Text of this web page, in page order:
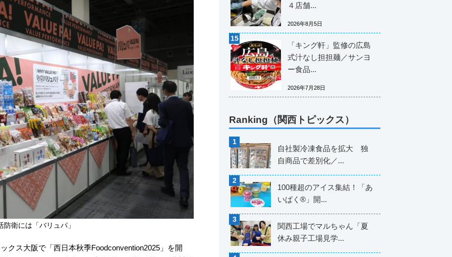
防衛には「バリュパ」
クス大阪で「西日本秋季Foodconvention2025」を開
４店舗...
2026年8月5日
「キング軒」監修の広島
式汁なし担担麺／サンヨ
ー食品...
2026年7月28日
Ranking（関西トピックス）
自社製冷凍食品を拡大 独
自商品で差別化／...
100種超のアイス集結！「あ
いぱく®」開...
関西工場でマルちゃん「夏
休み親子工場見学...